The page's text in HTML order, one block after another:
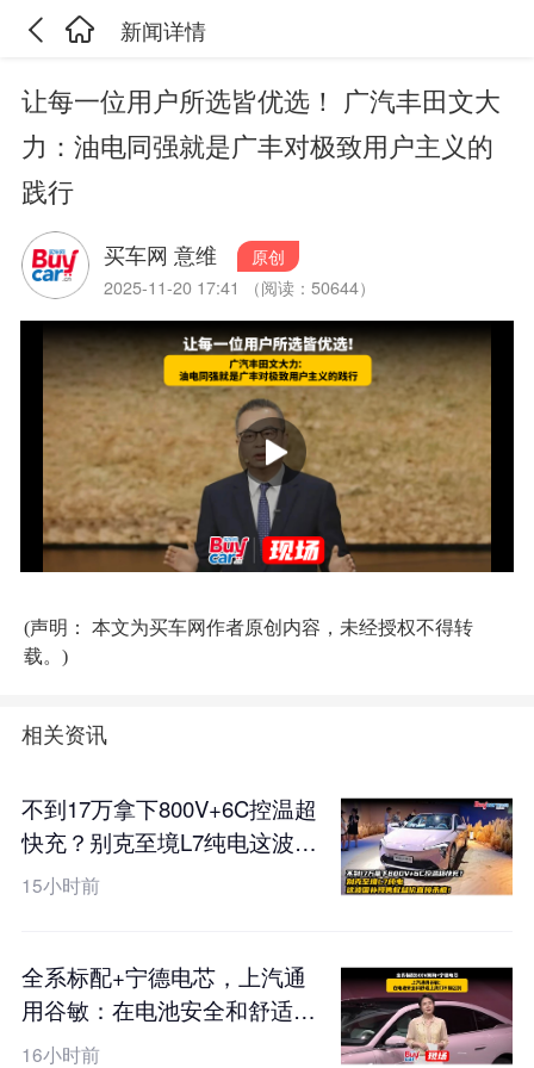
新闻详情
让每一位用户所选皆优选！ 广汽丰田文大
力：油电同强就是广丰对极致用户主义的
践行
买车网 意维
原创
2025-11-20 17:41 （阅读：50644）
(声明： 本文为买车网作者原创内容，未经授权不得转
载。)
相关资讯
不到17万拿下800V+6C控温超
快充？别克至境L7纯电这波国
补预售权益价直接杀疯！
15小时前
全系标配+宁德电芯，上汽通
用谷敏：在电池安全和舒适上
我们不搞区别
16小时前